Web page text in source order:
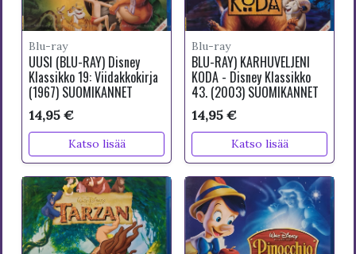
Blu-ray
UUSI (BLU-RAY) Disney
Klassikko 19: Viidakkokirja
(1967) SUOMIKANNET
14,95 €
Katso lisää
Blu-ray
BLU-RAY) KARHUVELJENI
KODA - Disney Klassikko
43. (2003) SUOMIKANNET
14,95 €
Katso lisää